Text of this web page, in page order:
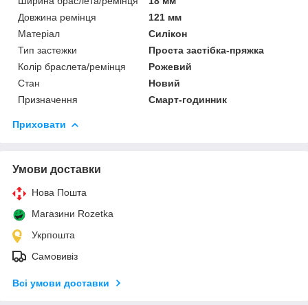
Довжина ремінця
121 мм
Матеріал
Силікон
Тип застежки
Проста застібка-пряжка
Колір браслета/ремінця
Рожевий
Стан
Новий
Призначення
Смарт-годинник
Приховати
Умови доставки
Нова Пошта
Магазини Rozetka
Укрпошта
Самовивіз
Всі умови доставки